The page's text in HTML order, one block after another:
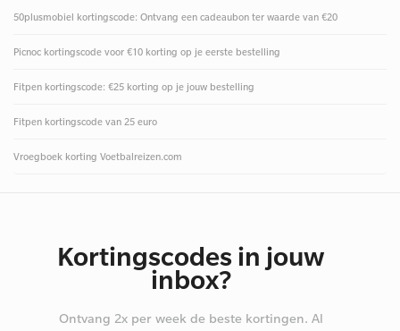
50plusmobiel kortingscode: Ontvang een cadeaubon ter waarde van €20
Picnoc kortingscode voor €10 korting op je eerste bestelling
Fitpen kortingscode: €25 korting op je jouw bestelling
Fitpen kortingscode van 25 euro
Vroegboek korting Voetbalreizen.com
Kortingscodes in jouw
inbox?
Ontvang 2x per week de beste kortingen. Al